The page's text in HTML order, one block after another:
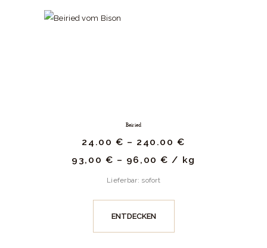
Beiried
24.00 € – 240.00 €
93,00 € – 96,00€ / kg
Lieferbar: sofort
ENTDECKEN